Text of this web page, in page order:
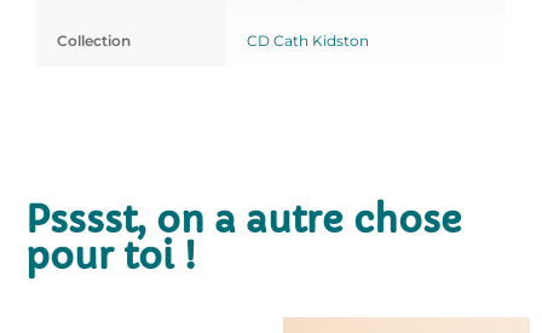
Collection CD Cath Kidston
Psssst, on a autre chose
pour toi !